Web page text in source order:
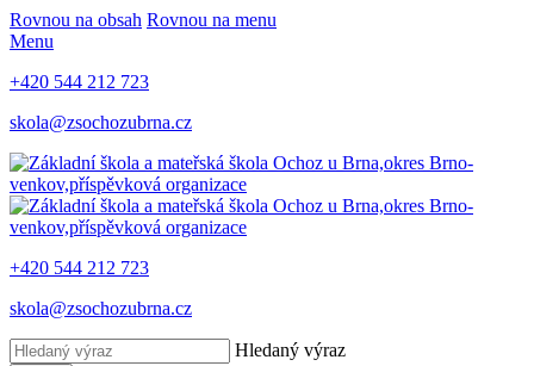
Rovnou na obsah Rovnou na menu
Menu
+420 544 212 723
skola@zsochozubrna.cz
+420 544 212 723
skola@zsochozubrna.cz
Hledaný výraz